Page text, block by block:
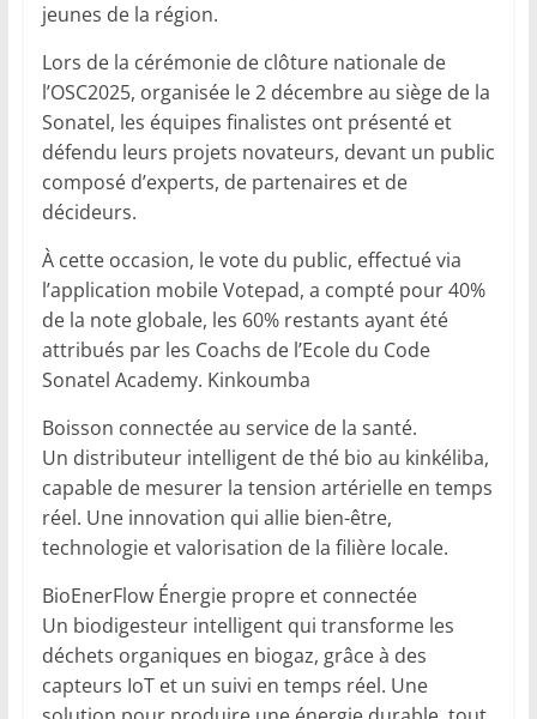
jeunes de la région.
Lors de la cérémonie de clôture nationale de
l’OSC2025, organisée le 2 décembre au siège de la
Sonatel, les équipes finalistes ont présenté et
défendu leurs projets novateurs, devant un public
composé d’experts, de partenaires et de
décideurs.
À cette occasion, le vote du public, effectué via
l’application mobile Votepad, a compté pour 40%
de la note globale, les 60% restants ayant été
attribués par les Coachs de l’Ecole du Code
Sonatel Academy. Kinkoumba
Boisson connectée au service de la santé.
Un distributeur intelligent de thé bio au kinkéliba,
capable de mesurer la tension artérielle en temps
réel. Une innovation qui allie bien-être,
technologie et valorisation de la filière locale.
BioEnerFlow Énergie propre et connectée
Un biodigesteur intelligent qui transforme les
déchets organiques en biogaz, grâce à des
capteurs IoT et un suivi en temps réel. Une